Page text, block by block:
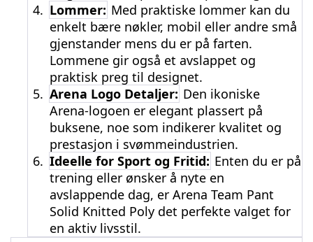
4. Lommer: Med praktiske lommer kan du
enkelt bære nøkler, mobil eller andre små
gjenstander mens du er på farten.
Lommene gir også et avslappet og
praktisk preg til designet.
5. Arena Logo Detaljer: Den ikoniske
Arena-logoen er elegant plassert på
buksene, noe som indikerer kvalitet og
prestasjon i svømmeindustrien.
6. Ideelle for Sport og Fritid: Enten du er på
trening eller ønsker å nyte en
avslappende dag, er Arena Team Pant
Solid Knitted Poly det perfekte valget for
en aktiv livsstil.